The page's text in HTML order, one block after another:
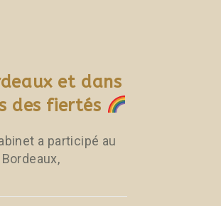
et dans
des fiertés
a participé au